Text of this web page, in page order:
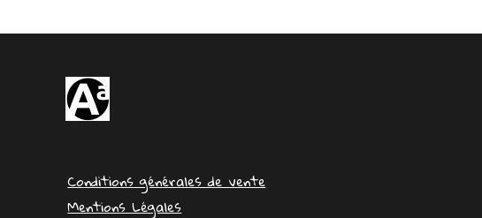
Conditions générales de vente
Mentions Légales